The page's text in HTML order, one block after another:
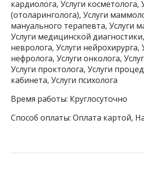
кардиолога, Услуги косметолога,
(отоларинголога), Услуги
мануального терапевта, Услуги
Услуги медицинской
невролога, Услуги нейрохирурга,
нефролога, Услуги онколога,
Услуги проктолога, Услуги
кабинета, Услуги психолога
Время работы: Круглосуточно
Способ оплаты: Оплата картой,